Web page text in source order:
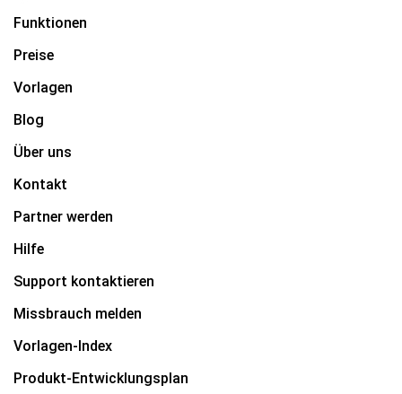
Funktionen
Preise
Vorlagen
Blog
Über uns
Kontakt
Partner werden
Hilfe
Support kontaktieren
Missbrauch melden
Vorlagen-Index
Produkt-Entwicklungsplan